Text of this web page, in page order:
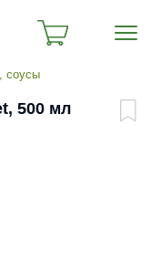
соусы
500 мл